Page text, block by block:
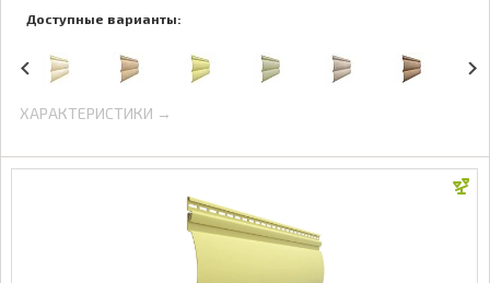
Доступные варианты:
ХАРАКТЕРИСТИКИ →